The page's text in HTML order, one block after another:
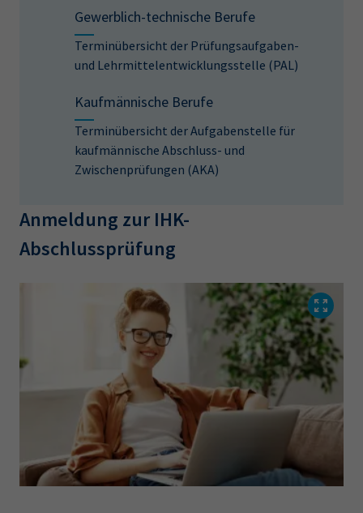
Gewerblich-technische Berufe
Terminübersicht der Prüfungsaufgaben-
und Lehrmittelentwicklungsstelle (PAL)
Kaufmännische Berufe
Terminübersicht der Aufgabenstelle für
kaufmännische Abschluss- und
Zwischenprüfungen (AKA)
Anmeldung zur IHK-
Abschlussprüfung